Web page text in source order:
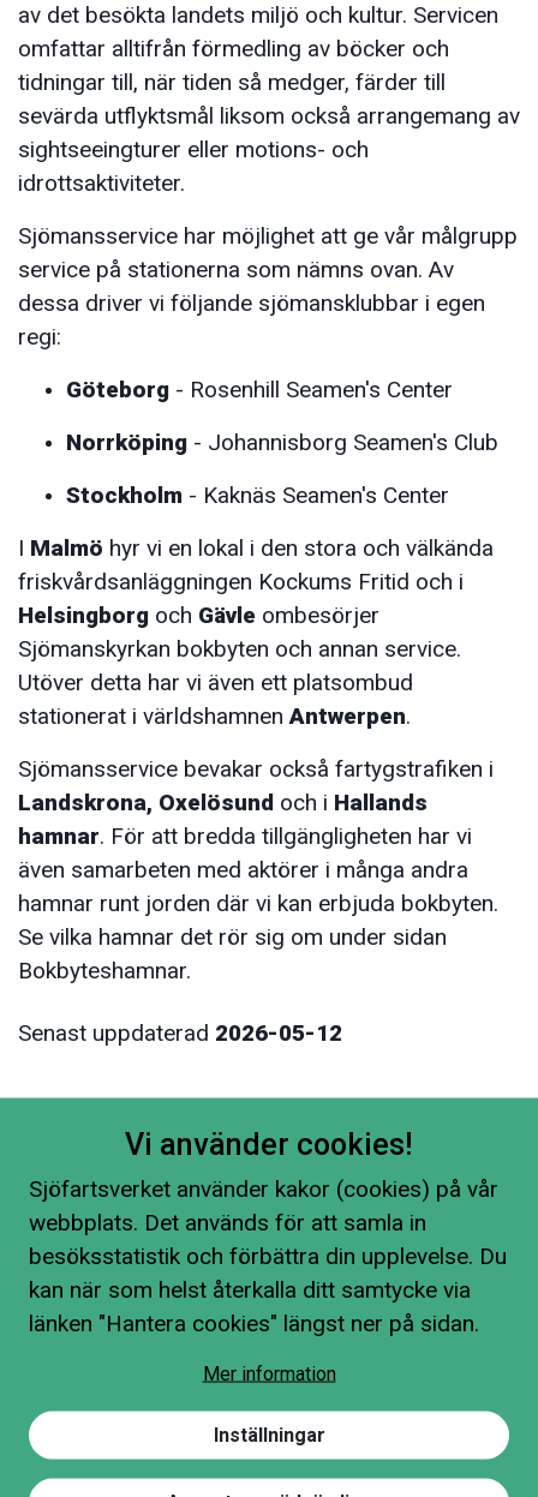
av det besökta landets miljö och kultur. Servicen
omfattar alltifrån förmedling av böcker och
tidningar till, när tiden så medger, färder till
sevärda utflyktsmål liksom också arrangemang av
sightseeingturer eller motions- och
idrottsaktiviteter.
Sjömansservice har möjlighet att ge vår målgrupp
service på stationerna som nämns ovan. Av
dessa driver vi följande sjömansklubbar i egen
regi:
Göteborg - Rosenhill Seamen's Center
Norrköping - Johannisborg Seamen's Club
Stockholm - Kaknäs Seamen's Center
I Malmö hyr vi en lokal i den stora och välkända
friskvårdsanläggningen Kockums Fritid och i
Helsingborg och Gävle ombesörjer
Sjömanskyrkan bokbyten och annan service.
Utöver detta har vi även ett platsombud
stationerat i världshamnenAntwerpen.
Sjömansservice bevakar också fartygstrafiken i
Landskrona, Oxelösund och i Hallands
hamnar. För att bredda tillgängligheten har vi
även samarbeten med aktörer i många andra
hamnar runt jorden där vi kan erbjuda bokbyten.
Se vilka hamnar det rör sig om under sidan
Bokbyteshamnar.
Senast uppdaterad 2026-05-12
Vi använder cookies!
Sjöfartsverket använder kakor (cookies) på vår
webbplats. Det används för att samla in
besöksstatistik och förbättra din upplevelse. Du
kan när som helst återkalla ditt samtycke via
länken "Hantera cookies" längst ner på sidan.
Mer information
Inställningar